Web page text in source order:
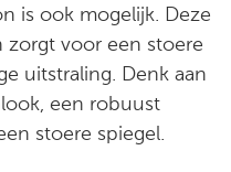
is ook mogelijk. Deze
zorgt voor een stoere
uitstraling. Denk aan
een robuust
stoere spiegel.